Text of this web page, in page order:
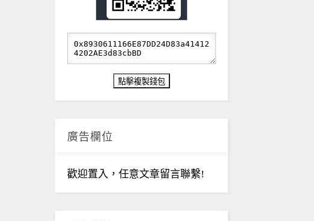
廣告欄位
歡迎置入，任意文章留言聯繫!